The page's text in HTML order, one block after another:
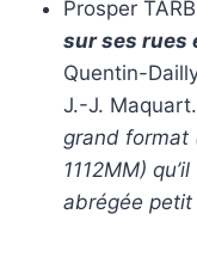
Prosper
sur ses rues
Quentin-
J.-J. Maquart.
grand format
1112MM)
abrégée